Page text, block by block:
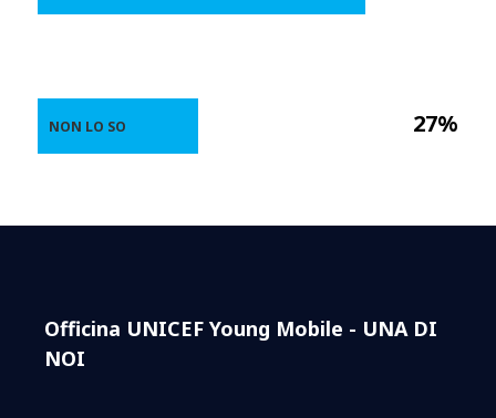
27%
NON LO SO
Officina UNICEF Young Mobile - UNA DI
NOI